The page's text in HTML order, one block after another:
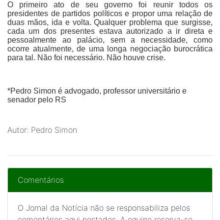
O primeiro ato de seu governo foi reunir todos os
presidentes de partidos políticos e propor uma relação de
duas mãos, ida e volta. Qualquer problema que surgisse,
cada um dos presentes estava autorizado a ir direta e
pessoalmente ao palácio, sem a necessidade, como
ocorre atualmente, de uma longa negociação burocrática
para tal. Não foi necessário. Não houve crise.
*Pedro Simon é advogado, professor universitário e
senador pelo RS
Autor: Pedro Simon
Comentários
O Jornal da Notícia não se responsabiliza pelos